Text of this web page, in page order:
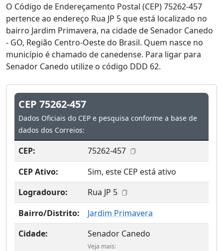
O Código de Endereçamento Postal (CEP) 75262-457
pertence ao endereço Rua JP 5 que está localizado no
bairro Jardim Primavera, na cidade de Senador Canedo
- GO, Região Centro-Oeste do Brasil. Quem nasce no
município é chamado de canedense. Para ligar para
Senador Canedo utilize o código DDD 62.
CEP 75262-457
Dados Oficiais do CEP e pesquisa conforme a base de
dados dos Correios:
CEP:
75262-457
CEP Ativo:
Sim, este CEP está ativo
Logradouro:
Rua JP 5
Bairro/Distrito:
Jardim Primavera
Cidade:
Senador Canedo
Veja mais: